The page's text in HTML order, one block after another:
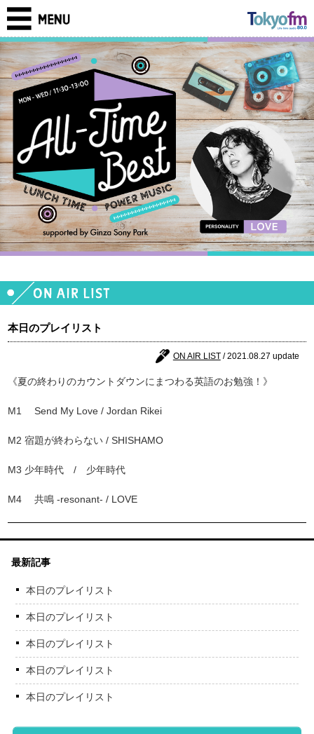
本日のプレイリスト
ON AIR LIST/ 2021.08.27 update
《夏の終わりのカウントダウンにまつわる英語のお勉強！》
M1 Send My Love / Jordan Rikei
M2 宿題が終わらない / SHISHAMO
M3 少年時代 / 少年時代
M4 共鳴 -resonant- / LOVE
最新記事
本日のプレイリスト
本日のプレイリスト
本日のプレイリスト
本日のプレイリスト
本日のプレイリスト